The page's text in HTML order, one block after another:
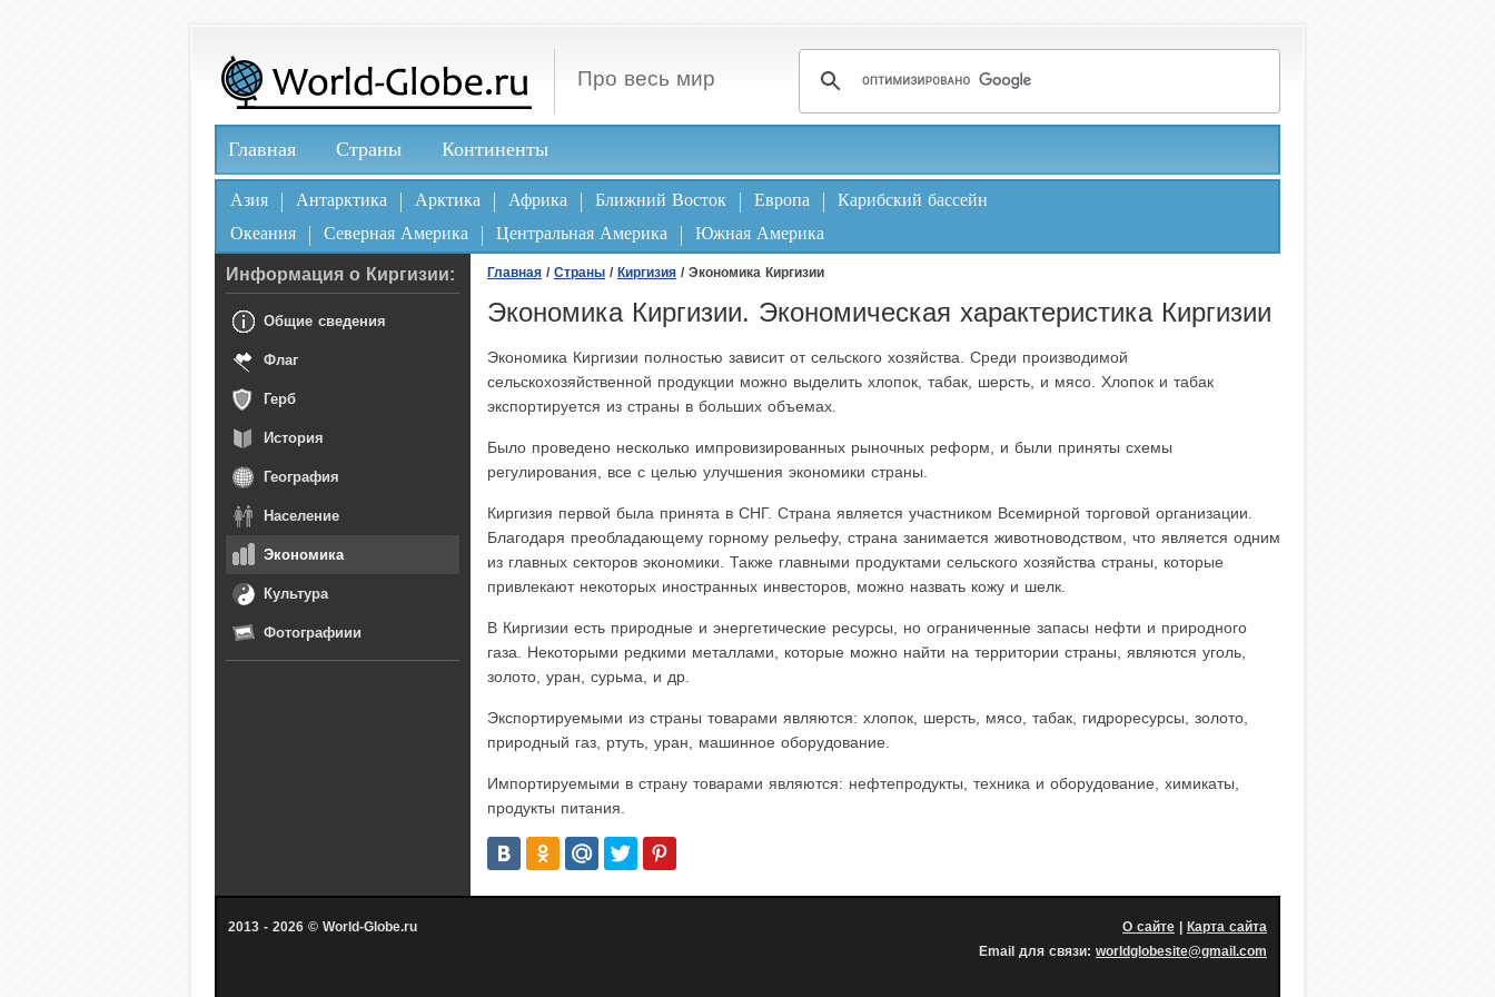
Про весь мир
Главная Страны Континенты
Азия Антарктика Арктика Африка Ближний Восток Европа
Карибский бассейн
Океания
Северная Америка Центральная Америка Южная Америка
Главная / Страны / Киргизия / Экономика Киргизии
Экономика Киргизии. Экономическая характеристика Киргизии
Экономика Киргизии полностью зависит от сельского хозяйства. Среди производимой
сельскохозяйственной продукции можно выделить хлопок, табак, шерсть, и мясо. Хлопок и табак
экспортируется из страны в больших объемах.
Было проведено несколько импровизированных рыночных реформ, и были приняты схемы
регулирования, все с целью улучшения экономики страны.
Киргизия первой была принята в СНГ. Страна является участником Всемирной торговой организации.
Благодаря преобладающему горному рельефу, страна занимается животноводством, что является одним
из главных секторов экономики. Также главными продуктами сельского хозяйства страны, которые
привлекают некоторых иностранных инвесторов, можно назвать кожу и шелк.
В Киргизии есть природные и энергетические ресурсы, но ограниченные запасы нефти и природного
газа. Некоторыми редкими металлами, которые можно найти на территории страны, являются уголь,
золото, уран, сурьма, и др.
Экспортируемыми из страны товарами являются: хлопок, шерсть, мясо, табак, гидроресурсы, золото,
природный газ, ртуть, уран, машинное оборудование.
Импортируемыми в страну товарами являются: нефтепродукты, техника и оборудование, химикаты,
продукты питания.
Информация о Киргизии:
Общие сведения
Флаг
Герб
История
География
Население
Экономика
Культура
Фотографиии
2013 - 2026 © World-Globe.ru О сайте
Карта сайта
Email для связи: worldglobesite@gmail.com